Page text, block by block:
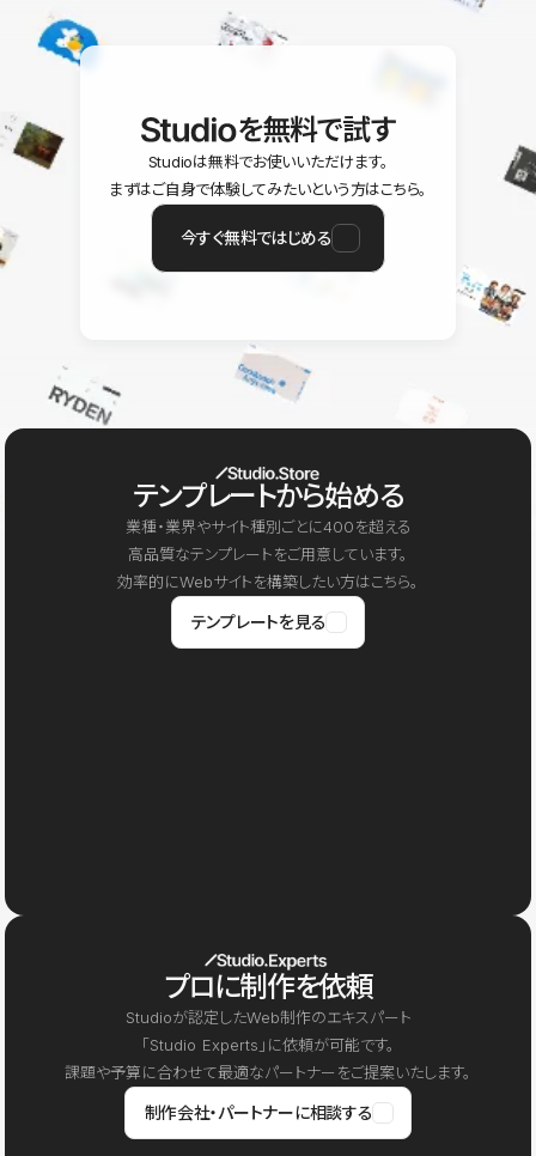
を無料で試す
Studioは無料でお使いいただけます。
まずはご自身で体験してみたいという方はこちら。
今すぐ無料ではじめる
テンプレートから始める
業種・業界やサイト種別ごとに400を超える
高品質なテンプレートをご用意しています。
効率的にWebサイトを構築したい方はこちら。
テンプレートを見る
プロに制作を依頼
Studioが認定したWeb制作のエキスパート
「Studio Experts」に依頼が可能です。
課題や予算に合わせて最適なパートナーをご提案いたします。
制作会社・パートナーに相談する